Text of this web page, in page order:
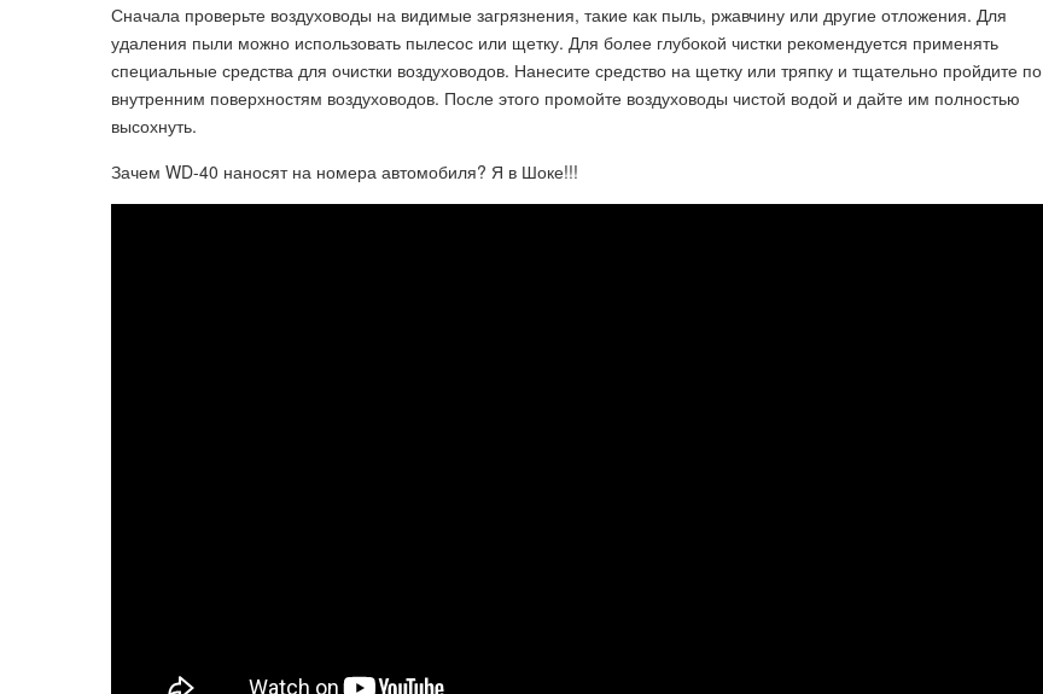
Сначала проверьте воздуховоды на видимые загрязнения, такие как пыль, ржавчину или другие отложения. Для
удаления пыли можно использовать пылесос или щетку. Для более глубокой чистки рекомендуется применять
специальные средства для очистки воздуховодов. Нанесите средство на щетку или тряпку и тщательно пройдите по
внутренним поверхностям воздуховодов. После этого промойте воздуховоды чистой водой и дайте им полностью
высохнуть.
Зачем WD-40 наносят на номера автомобиля? Я в Шоке!!!